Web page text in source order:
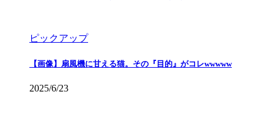
ピックアップ
【画像】扇風機に甘える猫。その『目的』がコレwwwww
2025/6/23